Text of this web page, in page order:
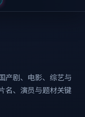
产剧、电影、综艺与
名、演员与题材关键